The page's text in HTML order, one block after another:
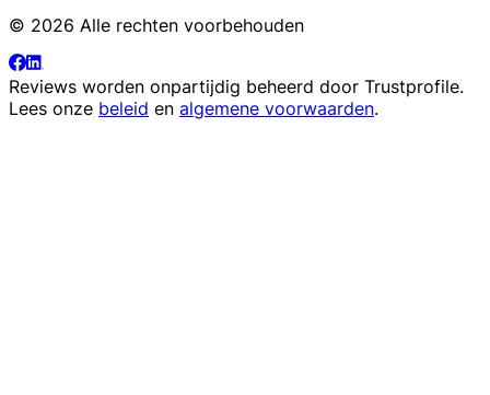
© 2026 Alle rechten voorbehouden
Reviews worden onpartijdig beheerd door Trustprofile.
Lees onze beleid en algemene voorwaarden.